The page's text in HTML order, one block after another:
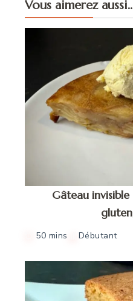
Vous aimerez
Gâteau invisible
50 mins Débutant